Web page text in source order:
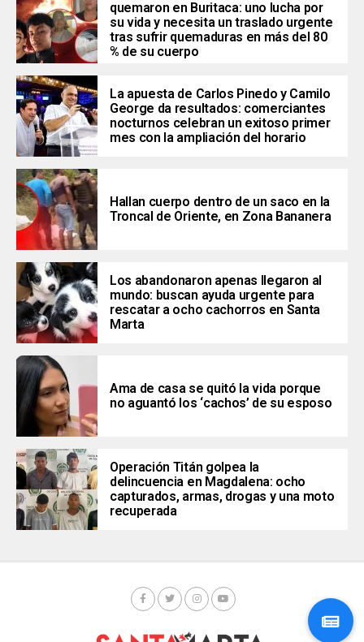
quemaron en Buritaca: uno lucha por
su vida y necesita un traslado urgente
tras sufrir quemaduras en más del 80
% de su cuerpo
La apuesta de Carlos Pinedo y Camilo
George da resultados: comerciantes
nocturnos celebran un exitoso primer
mes con la ampliación del horario
Hallan cuerpo dentro de un saco en la
Troncal de Oriente, en Zona Bananera
Los abandonaron apenas llegaron al
mundo: buscan ayuda urgente para
rescatar a ocho cachorros en Santa
Marta
Ama de casa se quitó la vida porque
no aguantó los ‘cachos’ de su esposo
Operación Titán golpea la
delincuencia en Magdalena: ocho
capturados, armas, drogas y una moto
recuperada